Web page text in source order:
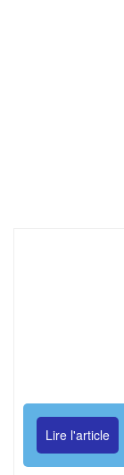
Lire l'article